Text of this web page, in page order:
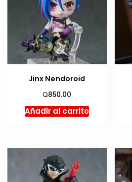
Jinx Nendoroid
Q850.00
Añadir al carrito